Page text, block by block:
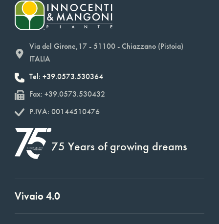
Via del Girone,17 - 51100 - Chiazzano (Pistoia)
ITALIA
Tel: +39.0573.530364
Fax: +39.0573.530432
P.IVA: 00144510476
75 Years of growing dreams
Vivaio 4.0